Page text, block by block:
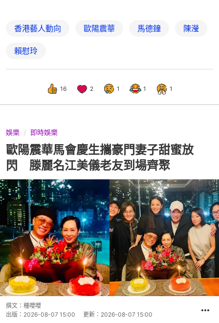
香港藝人動向 歐陽震華 馬德鐘 陳瀅
賴慰玲
16 2 1 1 1
娛樂 即時娛樂
歐陽震華馬會慶生攜豪門妻子甜蜜放
閃 滕麗名江美儀老友到場齊聚
撰文： 種嚶嚶
出版： 2026-08-07 15:00 更新： 2026-08-07 15:00